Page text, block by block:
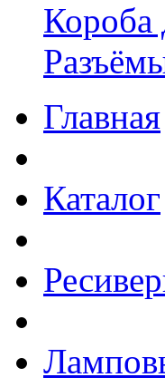
Короба
Главная
Каталог